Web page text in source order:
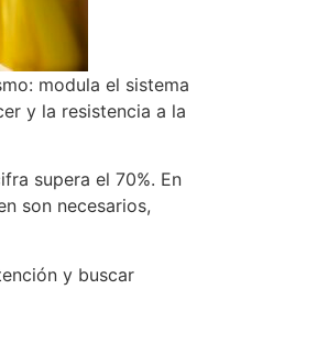
modula el sistema
y la resistencia a la
supera el 70%. En
son necesarios,
y buscar